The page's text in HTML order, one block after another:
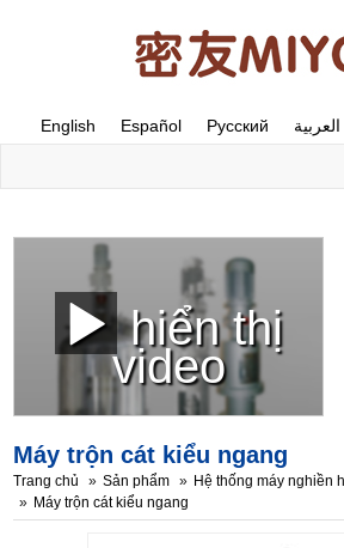
English Español Русский العربية
hiển thị
video
Máy trộn cát kiểu ngang
Trang chủ Sản phẩm
Hệ thống máy nghiền
Máy trộn cát kiểu ngang